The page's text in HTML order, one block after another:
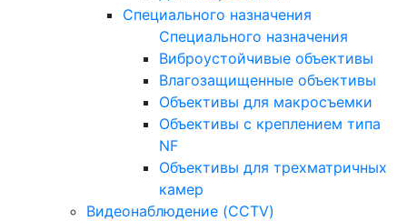
Специального назначения
Специального назначения
Виброустойчивые объективы
Влагозащищенные объективы
Объективы для макросъемки
Объективы с креплением типа
NF
Объективы для трехматричных
камер
Видеонаблюдение (CCTV)